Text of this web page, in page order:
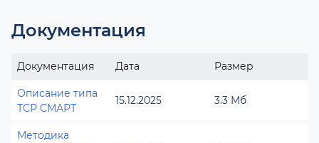
Документация
Документация Дата Размер
Описание типа
ТСР СМАРТ
15.12.2025 3.3 Мб
Методика